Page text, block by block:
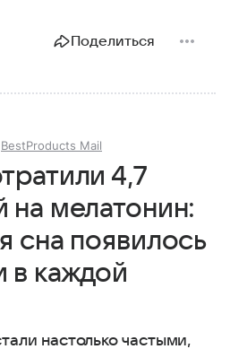
Поделиться
BestProducts Mail
4,7
на мелатонин:
сна появилось
в каждой
настолько частыми,